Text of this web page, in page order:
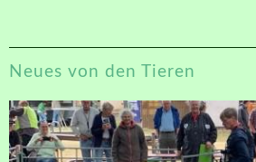
Neues von den Tieren